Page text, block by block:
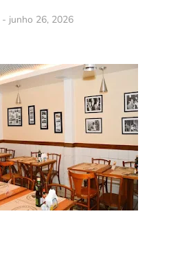
- junho 26, 2026